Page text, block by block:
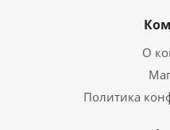
О
Политика